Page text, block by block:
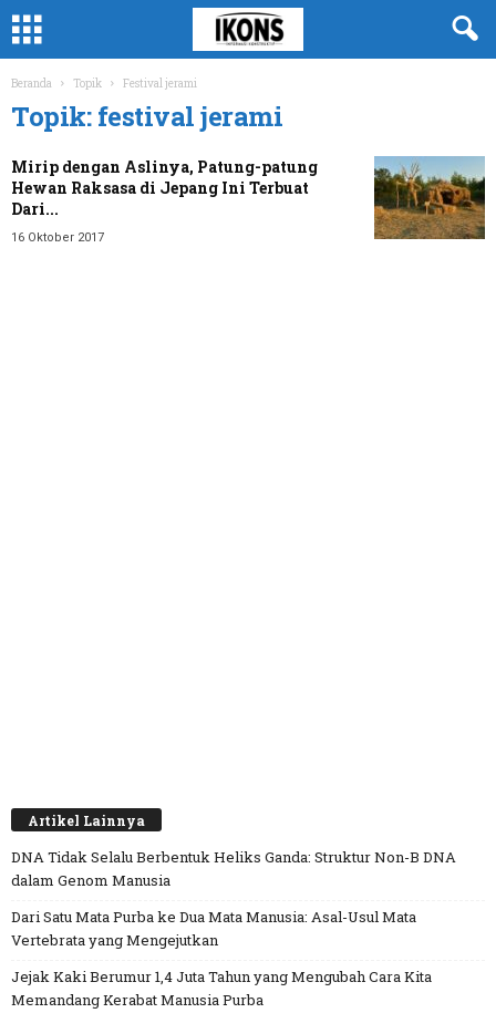
Beranda Topik Festival jerami
Topik: festival jerami
Mirip dengan Aslinya, Patung-patung
Hewan Raksasa di Jepang Ini Terbuat
Dari...
16 Oktober 2017
Artikel Lainnya
DNA Tidak Selalu Berbentuk Heliks Ganda: Struktur Non-B DNA
dalam Genom Manusia
Dari Satu Mata Purba ke Dua Mata Manusia: Asal-Usul Mata
Vertebrata yang Mengejutkan
Jejak Kaki Berumur 1,4 Juta Tahun yang Mengubah Cara Kita
Memandang Kerabat Manusia Purba